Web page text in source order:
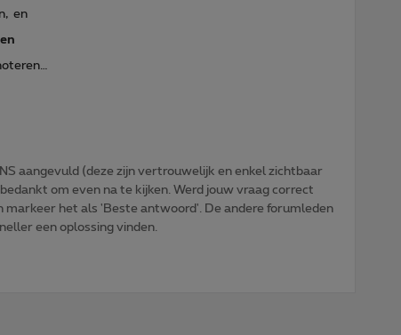
en
aangevuld (deze zijn vertrouwelijk en enkel zichtbaar
om even na te kijken. Werd jouw vraag correct
markeer het als 'Beste antwoord'. De andere forumleden
een oplossing vinden.